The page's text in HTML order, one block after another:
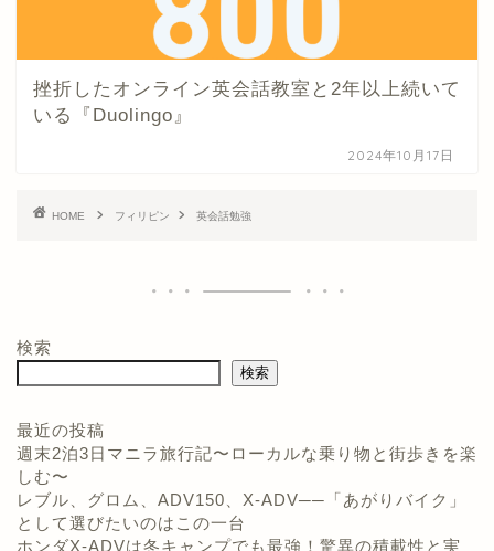
挫折したオンライン英会話教室と2年以上続いて
いる『Duolingo』
2024年10月17日
HOME フィリピン 英会話勉強
検索
検索
最近の投稿
週末2泊3日マニラ旅行記〜ローカルな乗り物と街歩きを楽
しむ〜
レブル、グロム、ADV150、X-ADV──「あがりバイク」
として選びたいのはこの一台
ホンダX-ADVは冬キャンプでも最強！驚異の積載性と実
プロフィール